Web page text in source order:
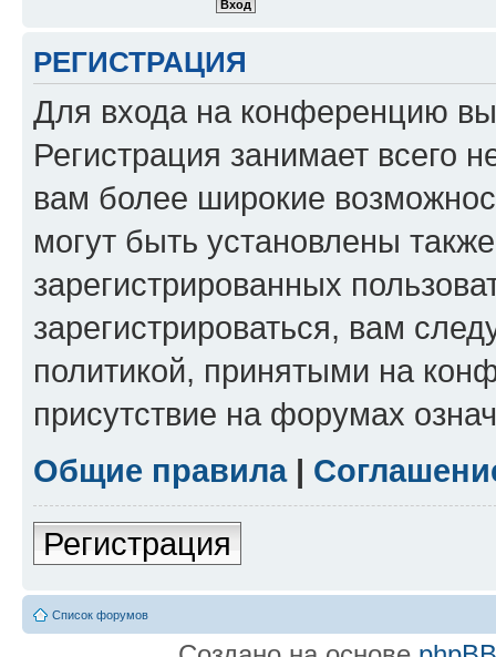
РЕГИСТРАЦИЯ
Для входа на конференцию
Регистрация занимает всего
вам более широкие
могут быть установлены
зарегистрированных
зарегистрироваться, вам
политикой, принятыми на
присутствие на форумах
Общие правила|
Регистрация
Список форумов